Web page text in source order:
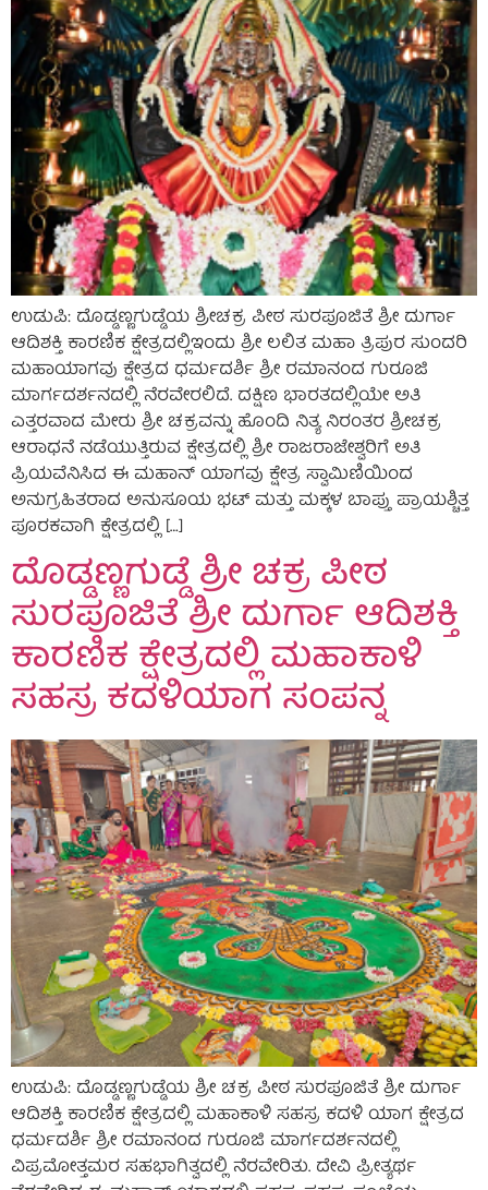
ಉಡುಪಿ: ದೊಡ್ಡಣ್ಣಗುಡ್ಡೆಯ ಶ್ರೀಚಕ್ರ ಪೀಠ ಸುರಪೂಜಿತೆ ಶ್ರೀ ದುರ್ಗಾ
ಆದಿಶಕ್ತಿ ಕಾರಣಿಕ ಕ್ಷೇತ್ರದಲ್ಲಿಇಂದು ಶ್ರೀ ಲಲಿತ ಮಹಾ ತ್ರಿಪುರ ಸುಂದರಿ
ಮಹಾಯಾಗವು ಕ್ಷೇತ್ರದ ಧರ್ಮದರ್ಶಿ ಶ್ರೀ ರಮಾನಂದ ಗುರೂಜಿ
ಮಾರ್ಗದರ್ಶನದಲ್ಲಿ ನೆರವೇರಲಿದೆ. ದಕ್ಷಿಣ ಭಾರತದಲ್ಲಿಯೇ ಅತಿ
ಎತ್ತರವಾದ ಮೇರು ಶ್ರೀ ಚಕ್ರವನ್ನು ಹೊಂದಿ ನಿತ್ಯ ನಿರಂತರ ಶ್ರೀಚಕ್ರ
ಆರಾಧನೆ ನಡೆಯುತ್ತಿರುವ ಕ್ಷೇತ್ರದಲ್ಲಿ ಶ್ರೀ ರಾಜರಾಜೇಶ್ವರಿಗೆ ಅತಿ
ಪ್ರಿಯವೆನಿಸಿದ ಈ ಮಹಾನ್ ಯಾಗವು ಕ್ಷೇತ್ರ ಸ್ವಾಮಿಣಿಯಿಂದ
ಅನುಗ್ರಹಿತರಾದ ಅನುಸೂಯ ಭಟ್ ಮತ್ತು ಮಕ್ಕಳ ಬಾಪ್ತು ಪ್ರಾಯಶ್ಚಿತ್ತ
ಪೂರಕವಾಗಿ ಕ್ಷೇತ್ರದಲ್ಲಿ […]
ದೊಡ್ಡಣ್ಣಗುಡ್ಡೆ ಶ್ರೀ ಚಕ್ರ ಪೀಠ
ಸುರಪೂಜಿತೆ ಶ್ರೀ ದುರ್ಗಾ ಆದಿಶಕ್ತಿ
ಕಾರಣಿಕ ಕ್ಷೇತ್ರದಲ್ಲಿ ಮಹಾಕಾಳಿ
ಸಹಸ್ರ ಕದಳಿಯಾಗ ಸಂಪನ್ನ
ಉಡುಪಿ: ದೊಡ್ಡಣ್ಣಗುಡ್ಡೆಯ ಶ್ರೀ ಚಕ್ರ ಪೀಠ ಸುರಪೂಜಿತೆ ಶ್ರೀ ದುರ್ಗಾ
ಆದಿಶಕ್ತಿ ಕಾರಣಿಕ ಕ್ಷೇತ್ರದಲ್ಲಿ ಮಹಾಕಾಳಿ ಸಹಸ್ರ ಕದಳಿ ಯಾಗ ಕ್ಷೇತ್ರದ
ಧರ್ಮದರ್ಶಿ ಶ್ರೀ ರಮಾನಂದ ಗುರೂಜಿ ಮಾರ್ಗದರ್ಶನದಲ್ಲಿ
ವಿಪ್ರಮೋತ್ತಮರ ಸಹಭಾಗಿತ್ವದಲ್ಲಿ ನೆರವೇರಿತು. ದೇವಿ ಪ್ರೀತ್ಯರ್ಥ